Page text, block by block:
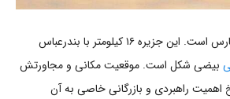
هُرمُز زیبا از جزایر خلیج فارس است. این جزیره ۱۶ کیلومتر با بندرعباس
بیضی شکل است. موقعیت مکانی و مجاورتش
اهمیت راهبردی و بازرگانی خاصی به آن